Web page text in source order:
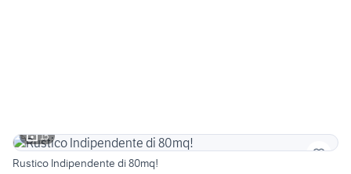
15
Rustico Indipendente di 80mq!